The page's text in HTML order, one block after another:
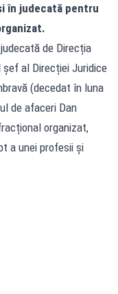
în judecată pentru
de Direcția
al Direcției Juridice
(decedat în luna
de afaceri Dan
organizat,
a unei profesii și